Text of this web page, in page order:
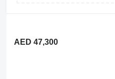
AED 47,300